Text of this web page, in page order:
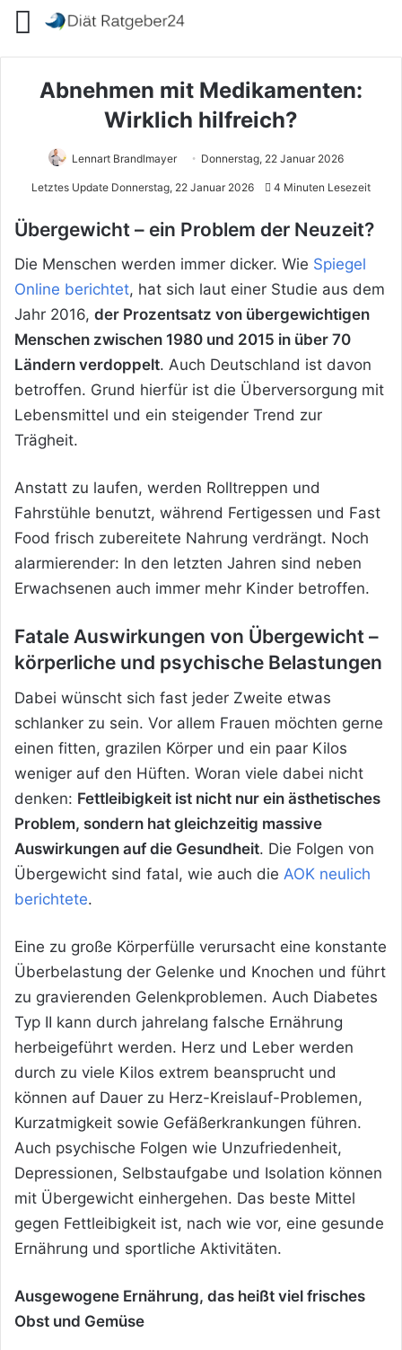
Menü
Abnehmen mit Medikamenten:
Wirklich hilfreich?
Lennart Brandlmayer Donnerstag, 22 Januar 2026
Letztes Update Donnerstag, 22 Januar 2026 4 Minuten Lesezeit
Übergewicht – ein Problem der Neuzeit?
Die Menschen werden immer dicker. Wie Spiegel
Online berichtet, hat sich laut einer Studie aus dem
Jahr 2016, der Prozentsatz von übergewichtigen
Menschen zwischen 1980 und 2015 in über 70
Ländern verdoppelt. Auch Deutschland ist davon
betroffen. Grund hierfür ist die Überversorgung mit
Lebensmittel und ein steigender Trend zur
Trägheit.
Anstatt zu laufen, werden Rolltreppen und
Fahrstühle benutzt, während Fertigessen und Fast
Food frisch zubereitete Nahrung verdrängt. Noch
alarmierender: In den letzten Jahren sind neben
Erwachsenen auch immer mehr Kinder betroffen.
Fatale Auswirkungen von Übergewicht –
körperliche und psychische Belastungen
Dabei wünscht sich fast jeder Zweite etwas
schlanker zu sein. Vor allem Frauen möchten gerne
einen fitten, grazilen Körper und ein paar Kilos
weniger auf den Hüften. Woran viele dabei nicht
denken: Fettleibigkeit ist nicht nur ein ästhetisches
Problem, sondern hat gleichzeitig massive
Auswirkungen auf die Gesundheit. Die Folgen von
Übergewicht sind fatal, wie auch die AOK neulich
berichtete.
Eine zu große Körperfülle verursacht eine konstante
Überbelastung der Gelenke und Knochen und führt
zu gravierenden Gelenkproblemen. Auch Diabetes
Typ II kann durch jahrelang falsche Ernährung
herbeigeführt werden. Herz und Leber werden
durch zu viele Kilos extrem beansprucht und
können auf Dauer zu Herz-Kreislauf-Problemen,
Kurzatmigkeit sowie Gefäßerkrankungen führen.
Auch psychische Folgen wie Unzufriedenheit,
Depressionen, Selbstaufgabe und Isolation können
mit Übergewicht einhergehen. Das beste Mittel
gegen Fettleibigkeit ist, nach wie vor, eine gesunde
Ernährung und sportliche Aktivitäten.
Ausgewogene Ernährung, das heißt viel frisches
Obst und Gemüse